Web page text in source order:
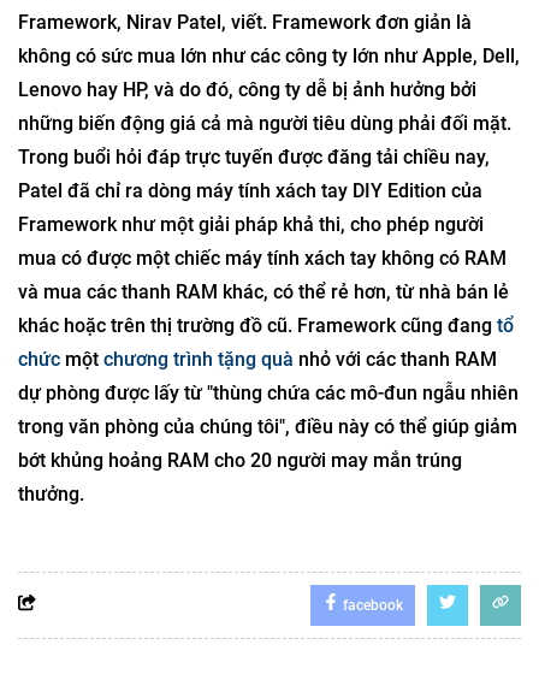
Framework, Nirav Patel, viết. Framework đơn giản là
không có sức mua lớn như các công ty lớn như Apple, Dell,
Lenovo hay HP, và do đó, công ty dễ bị ảnh hưởng bởi
những biến động giá cả mà người tiêu dùng phải đối mặt.
Trong buổi hỏi đáp trực tuyến được đăng tải chiều nay,
Patel đã chỉ ra dòng máy tính xách tay DIY Edition của
Framework như một giải pháp khả thi, cho phép người
mua có được một chiếc máy tính xách tay không có RAM
và mua các thanh RAM khác, có thể rẻ hơn, từ nhà bán lẻ
khác hoặc trên thị trường đồ cũ. Framework cũng đang tổ
chức một chương trình tặng quà nhỏ với các thanh RAM
dự phòng được lấy từ "thùng chứa các mô-đun ngẫu nhiên
trong văn phòng của chúng tôi", điều này có thể giúp giảm
bớt khủng hoảng RAM cho 20 người may mắn trúng
thưởng.
facebook